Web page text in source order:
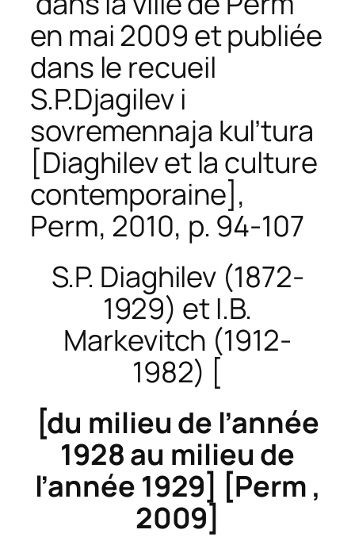
en mai 2009 et publiée
dans le recueil
S.P.Djagilev i
sovremennaja kul’tura
[Diaghilev et la culture
contemporaine],
Perm, 2010, p. 94-107
S.P. Diaghilev (1872-
1929) et I.B.
Markevitch (1912-
1982) [
[du milieu de l’année
1928 au milieu de
l’année 1929] [Perm ,
2009]